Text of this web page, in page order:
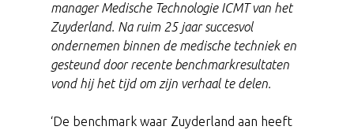
manager Medische Technologie ICMT van het
Zuyderland. Na ruim 25 jaar succesvol
ondernemen binnen de medische techniek en
gesteund door recente benchmarkresultaten
vond hij het tijd om zijn verhaal te delen.
‘De benchmark waar Zuyderland aan heeft